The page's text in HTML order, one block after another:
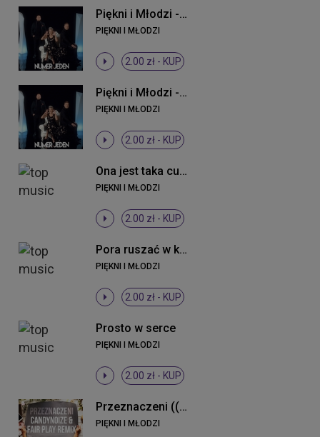
Piękni i Młodzi - Numer jeden (Original Mix)
PIĘKNI I MŁODZI
2.00 zł - KUP
Piękni i Młodzi - Numer jeden (Original Mix)
PIĘKNI I MŁODZI
2.00 zł - KUP
Ona jest taka cudowna
PIĘKNI I MŁODZI
2.00 zł - KUP
Pora ruszać w klub (Radio Edit)
PIĘKNI I MŁODZI
2.00 zł - KUP
Prosto w serce
PIĘKNI I MŁODZI
2.00 zł - KUP
Przeznaczeni ((CandyNoize & Fair Play Remix))
PIĘKNI I MŁODZI